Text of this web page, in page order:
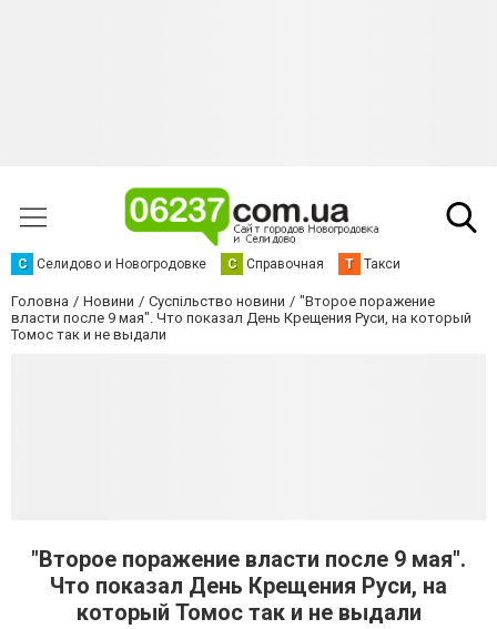
С Селидово и Новогродовке С Справочная Т Такси
Головна Новини Суспільство новини
"Второе поражение
власти после 9 мая". Что показал День Крещения Руси, на который
Томос так и не выдали
"Второе поражение власти после 9 мая".
Что показал День Крещения Руси, на
который Томос так и не выдали